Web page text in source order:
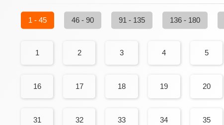
1 - 45 46 - 90 91 - 135 136 - 180
1 2 3 4 5
16 17 18 19 20
31 32 33 34 35